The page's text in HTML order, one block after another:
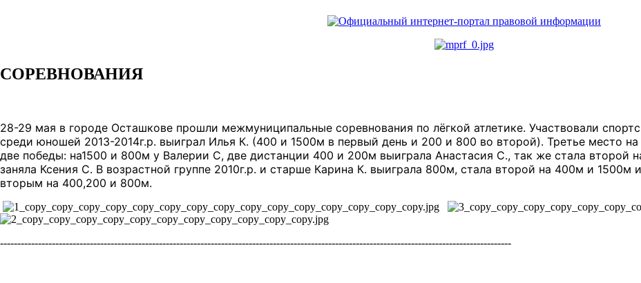
СОРЕВНОВАНИЯ
28-29 мая в городе Осташкове прошли межмуниципальные соревнования по лёгкой атлетике. Участвовали
среди юношей 2013-2014г.р. выиграл Илья К. (400 и 1500м в первый день и 200 и 800 во второй). Третье место
две победы: на1500 и 800м у Валерии С, две дистанции 400 и 200м выиграла Анастасия С., так же стала второй
заняла Ксения С. В возрастной группе 2010г.р. и старше Карина К. выиграла 800м, стала второй на 400м и
вторым на 400,200 и 800м.
----------------------------------------------------------------------------------------------------------------------------------------------------